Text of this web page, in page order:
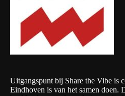
Uitgangspunt bij Share the Vibe is
Eindhoven is van het samen doen.